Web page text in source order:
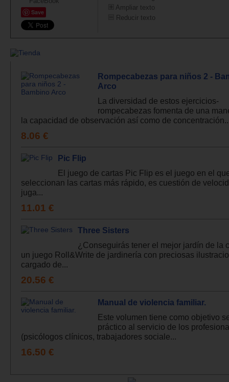
Save
Ampliar texto
Reducir texto
Rompecabezas para niños 2 -
Arco
La diversidad de estos ejercicios-
rompecabezas fomenta de una
la capacidad de observación así como de
8.06 €
Pic Flip
El juego de cartas Pic Flip es el juego en el
seleccionan las cartas más rápido, es cuestión de
juga...
11.01 €
Three Sisters
¿Conseguirás tener el mejor jardín de la
un juego Roll&Write de jardinería con preciosas
cargado de...
20.56 €
Manual de violencia familiar.
Este volumen tiene como objetivo
práctico al servicio de los
(psicólogos clínicos, trabajadores sociale...
16.50 €